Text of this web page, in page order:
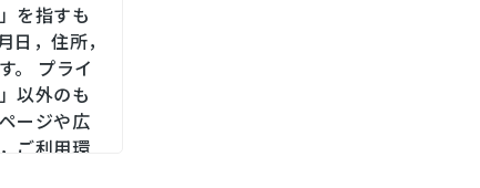
を指すも
，住所，
。 プライ
以外のも
ージや広
ご利用環
情報，端